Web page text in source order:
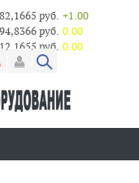
82,1665 руб. +1.00
94,8366 руб. 0.00
12,1655 руб. 0.00